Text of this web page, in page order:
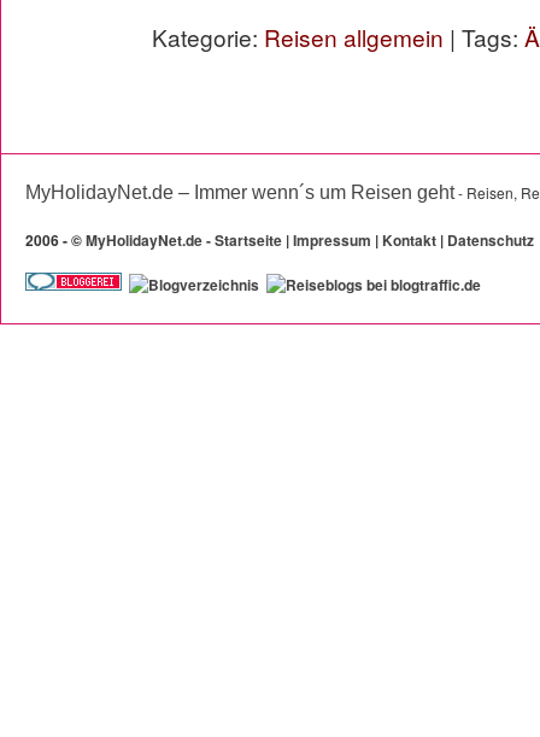
Kategorie: Reisen allgemein | Tags:
MyHolidayNet.de – Immer wenn´s um Reisen geht- Reisen,
2006 -©MyHolidayNet.de - Startseite |Impressum | Kontakt | Datenschutz